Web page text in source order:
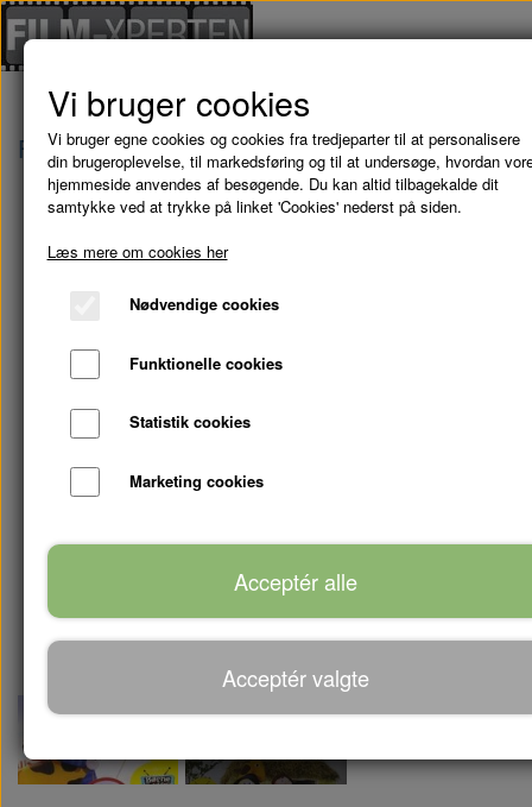
Forside Brugte Film SØRØVER SALLY - DVD
Vi bruger cookies
Vi bruger egne cookies og cookies fra tredjeparter til at personalisere
din brugeroplevelse, til markedsføring og til at undersøge, hvordan
hjemmeside anvendes af besøgende. Du kan altid tilbagekalde dit
samtykke ved at trykke på linket 'Cookies' nederst på siden.
Læs mere om cookies her
Nødvendige cookies
Funktionelle cookies
Statistik cookies
Marketing cookies
Acceptér alle
Acceptér valgte